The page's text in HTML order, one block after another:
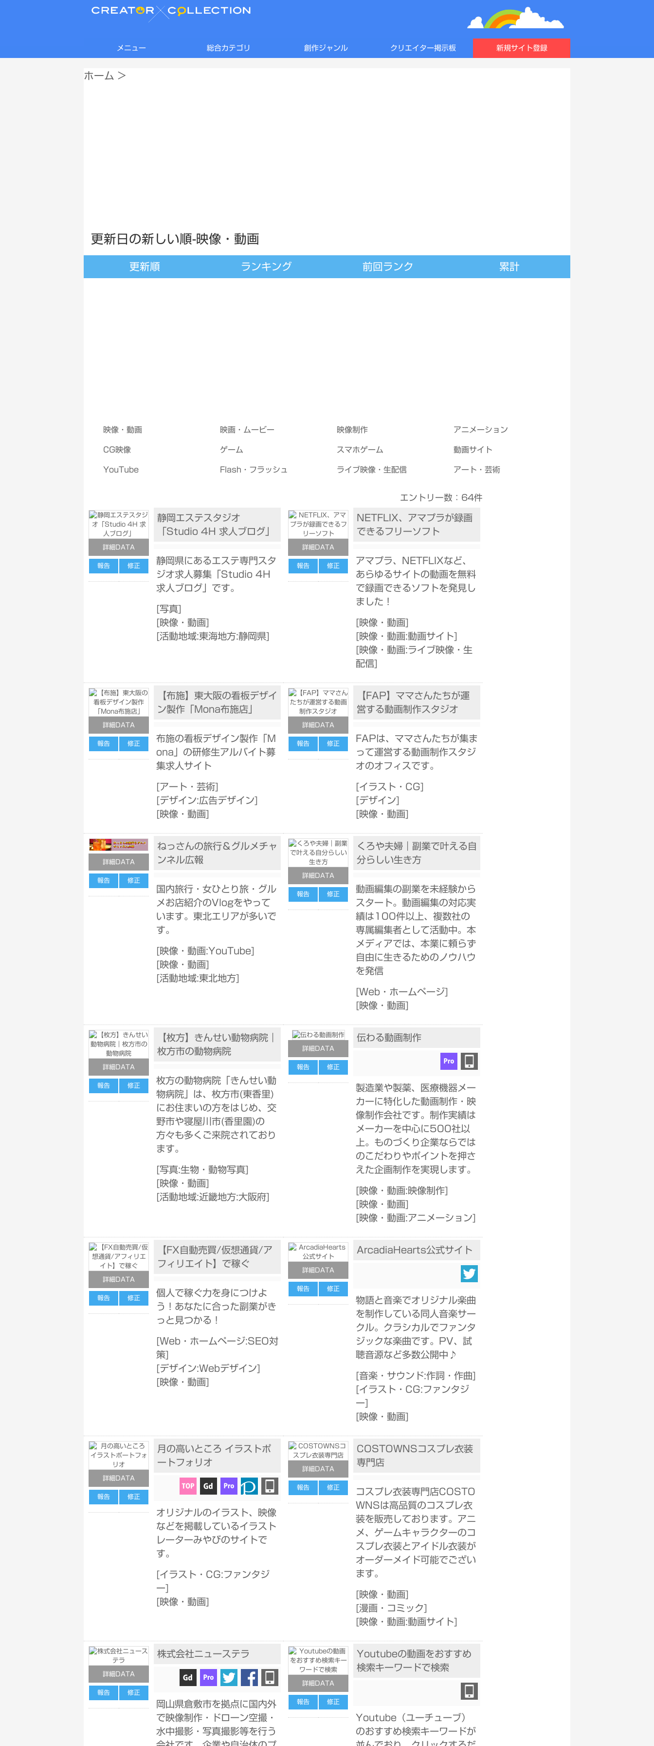
メニュー 総合カテゴリ 創作ジャンル クリエイター掲示板 新規サイト登録
ホーム >
更新日の新しい順-映像・動画
更新順 ランキング 前回ランク 累計
映像・動画 映画・ムービー 映像制作 アニメーション
CG映像 ゲーム スマホゲーム 動画サイト
YouTube Flash・フラッシュ ライブ映像・生配信 アート・芸術
エントリー数：64件
詳細DATA
報告 修正
静岡エステスタジオ
「Studio 4H 求人ブログ」
静岡県にあるエステ専門スタ
ジオ求人募集「Studio 4H
求人ブログ」です。
[写真]
[映像・動画]
[活動地域:東海地方:静岡県]
詳細DATA
報告 修正
NETFLIX、アマプラが録画
できるフリーソフト
アマプラ、NETFLIXなど、
あらゆるサイトの動画を無料
で録画できるソフトを発見し
ました！
[映像・動画]
[映像・動画:動画サイト]
[映像・動画:ライブ映像・生
配信]
詳細DATA
報告 修正
【布施】東大阪の看板デザイ
ン製作「Mona布施店」
布施の看板デザイン製作「M
ona」の研修生アルバイト募
集求人サイト
[アート・芸術]
[デザイン:広告デザイン]
[映像・動画]
詳細DATA
報告 修正
【FAP】ママさんたちが運
営する動画制作スタジオ
FAPは、ママさんたちが集ま
って運営する動画制作スタジ
オのオフィスです。
[イラスト・CG]
[デザイン]
[映像・動画]
詳細DATA
報告 修正
ねっさんの旅行＆グルメチャ
ンネル広報
国内旅行・女ひとり旅・グル
メお店紹介のVlogをやって
います。東北エリアが多いで
す。
[映像・動画:YouTube]
[映像・動画]
[活動地域:東北地方]
詳細DATA
報告 修正
くろや夫婦｜副業で叶える自
分らしい生き方
動画編集の副業を未経験から
スタート。動画編集の対応実
績は100件以上、複数社の
専属編集者として活動中。本
メディアでは、本業に頼らず
自由に生きるためのノウハウ
を発信
[Web・ホームページ]
[映像・動画]
詳細DATA
報告 修正
【枚方】きんせい動物病院｜
枚方市の動物病院
枚方の動物病院「きんせい動
物病院」は、枚方市(東香里)
にお住まいの方をはじめ、交
野市や寝屋川市(香里園)の
方々も多くご来院されており
ます。
[写真:生物・動物写真]
[映像・動画]
[活動地域:近畿地方:大阪府]
詳細DATA
報告 修正
伝わる動画制作
製造業や製薬、医療機器メー
カーに特化した動画制作・映
像制作会社です。制作実績は
メーカーを中心に500社以
上。ものづくり企業ならでは
のこだわりやポイントを押さ
えた企画制作を実現します。
[映像・動画:映像制作]
[映像・動画]
[映像・動画:アニメーション]
詳細DATA
報告 修正
【FX自動売買/仮想通貨/ア
フィリエイト】で稼ぐ
個人で稼ぐ力を身につけよ
う！あなたに合った副業がき
っと見つかる！
[Web・ホームページ:SEO対
策]
[デザイン:Webデザイン]
[映像・動画]
詳細DATA
報告 修正
ArcadiaHearts公式サイト
物語と音楽でオリジナル楽曲
を制作している同人音楽サー
クル。クラシカルでファンタ
ジックな楽曲です。PV、試
聴音源など多数公開中♪
[音楽・サウンド:作詞・作曲]
[イラスト・CG:ファンタジ
ー]
[映像・動画]
詳細DATA
報告 修正
月の高いところ イラストポ
ートフォリオ
オリジナルのイラスト、映像
などを掲載しているイラスト
レーターみやびのサイトで
す。
[イラスト・CG:ファンタジ
ー]
[映像・動画]
詳細DATA
報告 修正
COSTOWNSコスプレ衣装
専門店
コスプレ衣装専門店COSTO
WNSは高品質のコスプレ衣
装を販売しております。アニ
メ、ゲームキャラクターのコ
スプレ衣装とアイドル衣装が
オーダーメイド可能でござい
ます。
[映像・動画]
[漫画・コミック]
[映像・動画:動画サイト]
詳細DATA
報告 修正
株式会社ニューステラ
岡山県倉敷市を拠点に国内外
で映像制作・ドローン空撮・
水中撮影・写真撮影等を行う
詳細DATA
報告 修正
Youtubeの動画をおすすめ
検索キーワードで検索
Youtube（ユーチューブ）
のおすすめ検索キーワードが